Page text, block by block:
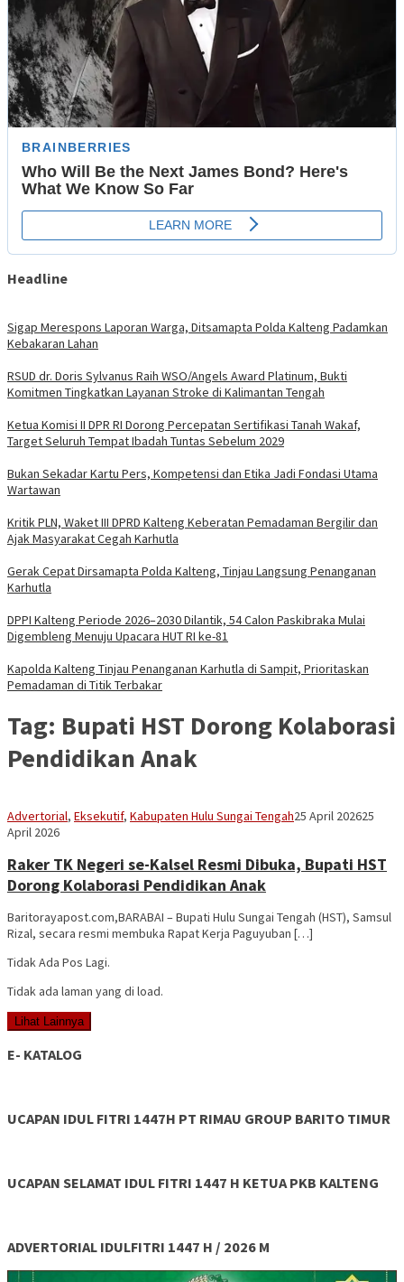
Headline
Sigap Merespons Laporan Warga, Ditsamapta Polda Kalteng Padamkan
Kebakaran Lahan
RSUD dr. Doris Sylvanus Raih WSO/Angels Award Platinum, Bukti
Komitmen Tingkatkan Layanan Stroke di Kalimantan Tengah
Ketua Komisi II DPR RI Dorong Percepatan Sertifikasi Tanah Wakaf,
Target Seluruh Tempat Ibadah Tuntas Sebelum 2029
Bukan Sekadar Kartu Pers, Kompetensi dan Etika Jadi Fondasi Utama
Wartawan
Kritik PLN, Waket III DPRD Kalteng Keberatan Pemadaman Bergilir dan
Ajak Masyarakat Cegah Karhutla
Gerak Cepat Dirsamapta Polda Kalteng, Tinjau Langsung Penanganan
Karhutla
DPPI Kalteng Periode 2026–2030 Dilantik, 54 Calon Paskibraka Mulai
Digembleng Menuju Upacara HUT RI ke-81
Kapolda Kalteng Tinjau Penanganan Karhutla di Sampit, Prioritaskan
Pemadaman di Titik Terbakar
Tag: Bupati HST Dorong Kolaborasi
Pendidikan Anak
Advertorial, Eksekutif, Kabupaten Hulu Sungai TengahVananta
25 April 202625
April 2026
Raker TK Negeri se-Kalsel Resmi Dibuka, Bupati HST
Dorong Kolaborasi Pendidikan Anak
Baritorayapost.com,BARABAI – Bupati Hulu Sungai Tengah (HST), Samsul
Rizal, secara resmi membuka Rapat Kerja Paguyuban […]
Tidak Ada Pos Lagi.
Tidak ada laman yang di load.
Lihat Lainnya
E- KATALOG
UCAPAN IDUL FITRI 1447H PT RIMAU GROUP BARITO TIMUR
UCAPAN SELAMAT IDUL FITRI 1447 H KETUA PKB KALTENG
ADVERTORIAL IDULFITRI 1447 H / 2026 M